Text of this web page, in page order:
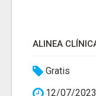
Gratis
12/07/2023